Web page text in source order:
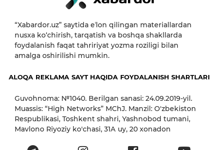
“Xabardor.uz” saytida eʼlon qilingan materiallardan
nusxa ko‘chirish, tarqatish va boshqa shakllarda
foydalanish faqat tahririyat yozma roziligi bilan
amalga oshirilishi mumkin.
ALOQA REKLAMA SAYT HAQIDA FOYDALANISH SHARTLARI
Guvohnoma: №1040. Berilgan sanasi: 24.09.2019-yil.
Muassis: “High Networks” MChJ. Manzil: O'zbekiston
Respublikasi, Toshkent shahri, Yashnobod tumani,
Mavlono Riyoziy ko'chasi, 31А uy, 20 xonadon